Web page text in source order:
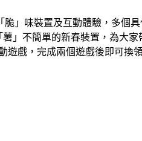
」味裝置及互動體驗，多個
」不簡單的新春裝置，為大
遊戲，完成兩個遊戲後即可換